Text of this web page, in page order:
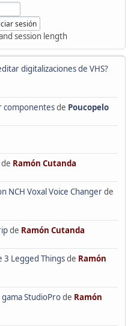
session length
digitalizaciones de VHS?
componentesde Poucopelo
Ramón Cutanda
NCH Voxal Voice Changerde
de Ramón Cutanda
3 Legged Thingsde Ramón
StudioProde Ramón